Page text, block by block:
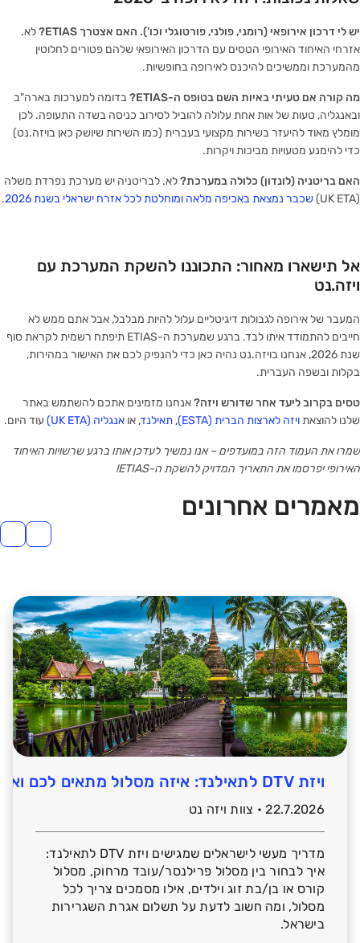
יש לי דרכון אירופאי (רומני, פולני, פורטוגלי וכו'). האם אצטרך ETIAS?
לא.
אזרחי האיחוד האירופי הטסים עם הדרכון האירופאי שלהם פטורים לחלוטין
מהמערכת וממשיכים להיכנס לאירופה בחופשיות.
מה קורה אם טעיתי באיות השם בטופס ה-ETIAS?
בדומה למערכות בארה"ב
ובאנגליה, טעות של אות אחת עלולה להוביל לסירוב כניסה בשדה התעופה. לכן
מומלץ מאוד להיעזר בשירות מקצועי בעברית (כמו השירות שיושק כאן בויזה.נט)
כדי להימנע מטעויות מביכות ויקרות.
האם בריטניה (לונדון) כלולה במערכת?לא. לבריטניה יש מערכת נפרדת משלה
(UK ETA)
שכבר נמצאת באכיפה מלאה ומוחלטת לכל אזרח ישראלי בשנת 2026 .
אל תישארו מאחור: התכוננו להשקת המערכת עם
ויזה.נט
המעבר של אירופה לגבולות דיגיטליים עלול להיות מבלבל, אבל אתם ממש לא
חייבים להתמודד איתו לבד. ברגע שמערכת ה-ETIAS תיפתח רשמית לקראת סוף
שנת 2026, אנחנו בויזה.נט נהיה כאן כדי להנפיק לכם את האישור במהירות,
בקלות ובשפה העברית.
טסים בקרוב ליעד אחר שדורש ויזה?אנחנו מזמינים אתכם להשתמש באתר
שלנו להוצאתויזה לארצות הברית (ESTA) ,תאילנד, או אנגליה (UK ETA) עוד היום.
שמרו את העמוד הזה במועדפים – אנו נמשיך לעדכן אותו ברגע שרשויות האיחוד
האירופי יפרסמו את התאריך המדויק להשקת ה-ETIAS!
מאמרים אחרונים
ויזת DTV לתאילנד: איזה מסלול מתאים לכם ואילו מסמכים צריך להכין?
22.7.2026 • צוות ויזה נט
מדריך מעשי לישראלים שמגישים ויזת DTV לתאילנד:
איך לבחור בין מסלול פרילנסר/עובד מרחוק, מסלול
קורס או בן/בת זוג וילדים, אילו מסמכים צריך לכל
מסלול, ומה חשוב לדעת על תשלום אגרת השגרירות
בישראל.